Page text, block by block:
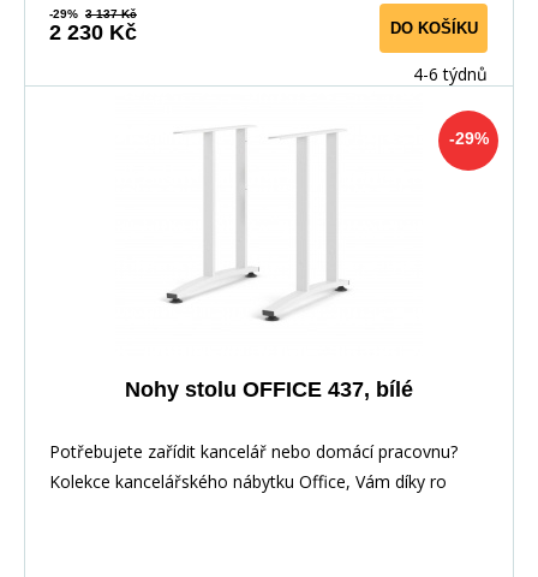
-29% 3 137 Kč
2 230 Kč DO KOŠÍKU
4-6 týdnů
-29%
Nohy stolu OFFICE 437, bílé
Potřebujete zařídit kancelář nebo domácí pracovnu?
Kolekce kancelářského nábytku Office, Vám díky ro